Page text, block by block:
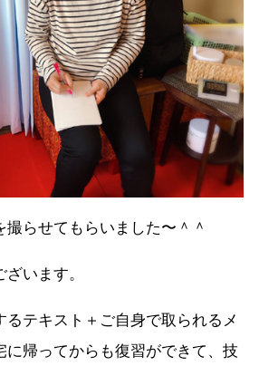
撮らせてもらいました〜＾＾
います。
るテキスト＋ご自身で取られるメ
に帰ってからも復習ができて、技